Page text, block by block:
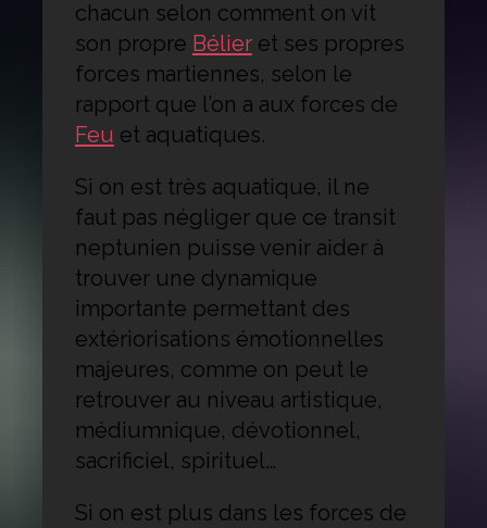
chacun selon comment on vit
son propre Bélieret ses propres
forces martiennes, selon le
rapport que l’on a aux forces de
Feu et aquatiques.
Si on est très aquatique, il ne
faut pas négliger que ce transit
neptunien puisse venir aider à
trouver une dynamique
importante permettant des
extériorisations émotionnelles
majeures, comme on peut le
retrouver au niveau artistique,
médiumnique, dévotionnel,
sacrificiel, spirituel…
Si on est plus dans les forces de